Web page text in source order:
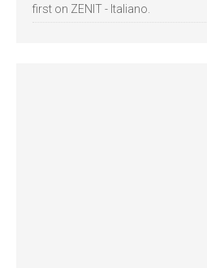
first on ZENIT - Italiano.